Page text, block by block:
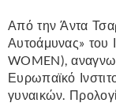
Από την Άντα
Αυτοάμυνας» του
WOMEN),
Ευρωπαϊκό
γυναικών.